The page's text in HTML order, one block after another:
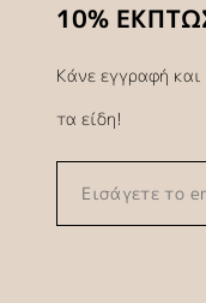
10%
Κάνε εγγραφή
τα είδη!